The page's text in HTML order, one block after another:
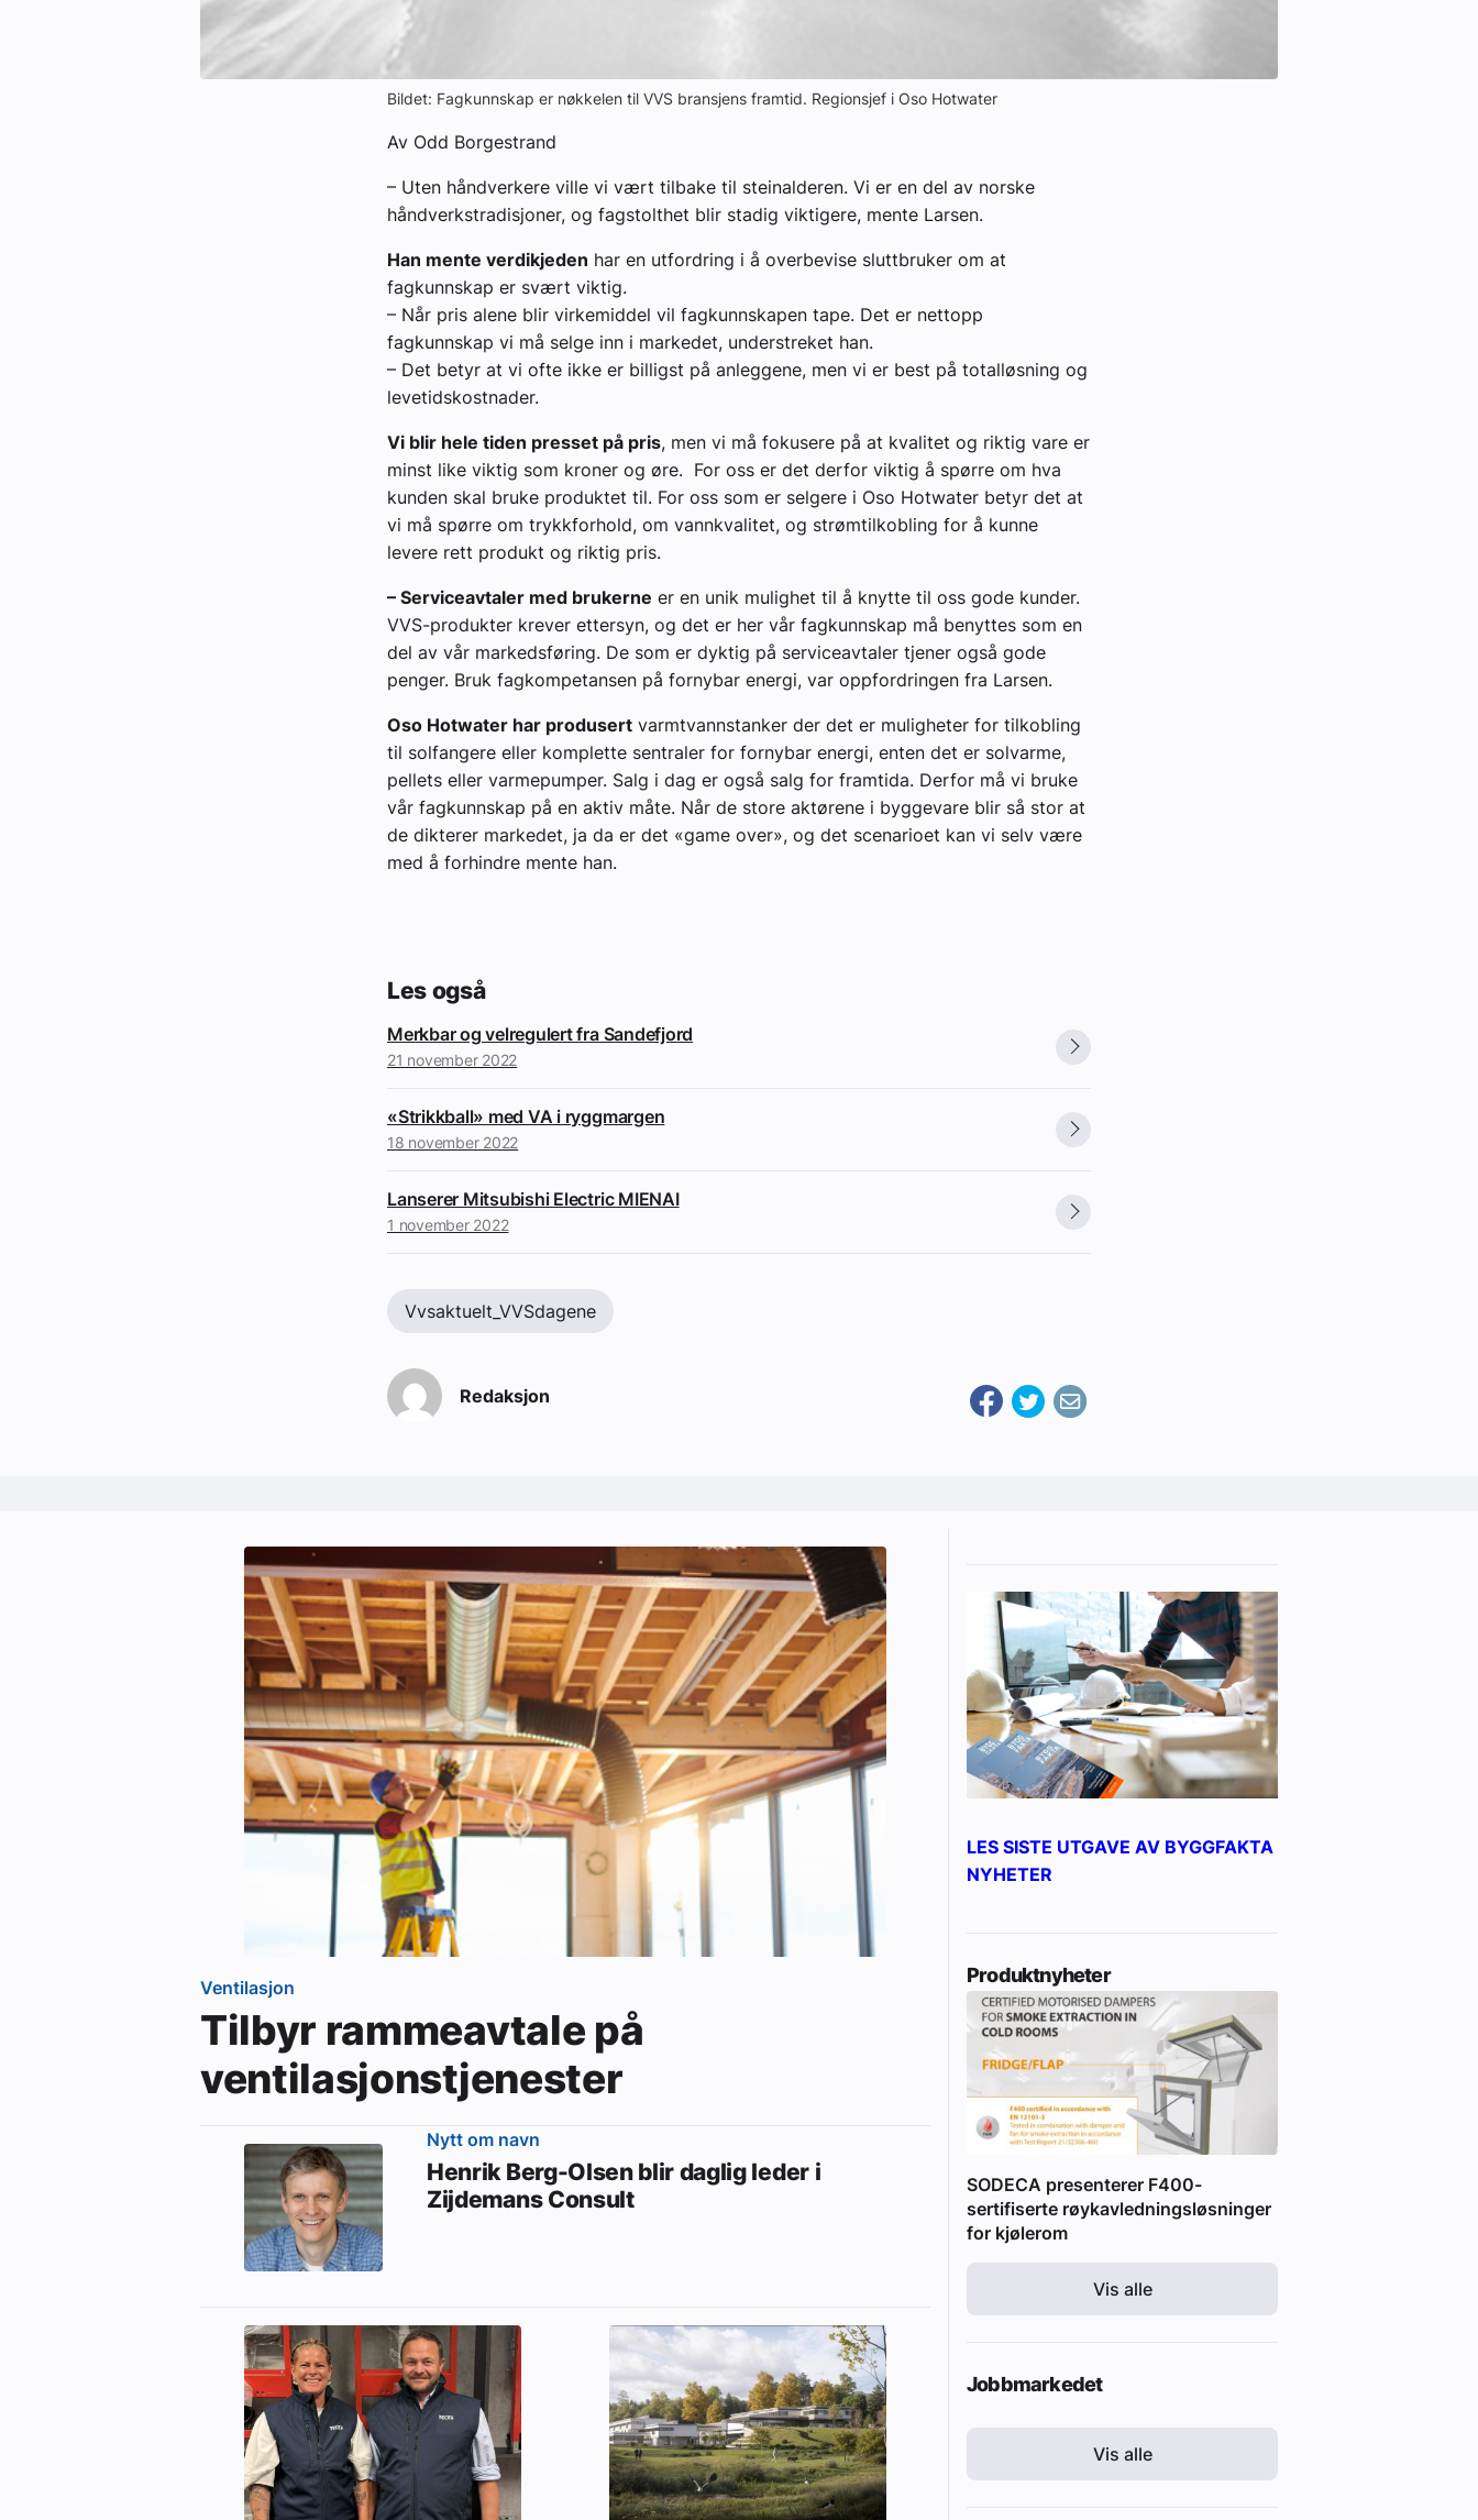
Bildet: Fagkunnskap er nøkkelen til VVS bransjens framtid. Regionsjef i Oso Hotwater
Av Odd Borgestrand
– Uten håndverkere ville vi vært tilbake til steinalderen. Vi er en del av norske
håndverkstradisjoner, og fagstolthet blir stadig viktigere, mente Larsen.
Han mente verdikjeden har en utfordring i å overbevise sluttbruker om at
fagkunnskap er svært viktig.
– Når pris alene blir virkemiddel vil fagkunnskapen tape. Det er nettopp
fagkunnskap vi må selge inn i markedet, understreket han.
– Det betyr at vi ofte ikke er billigst på anleggene, men vi er best på totalløsning og
levetidskostnader.
Vi blir hele tiden presset på pris, men vi må fokusere på at kvalitet og riktig vare er
minst like viktig som kroner og øre. For oss er det derfor viktig å spørre om hva
kunden skal bruke produktet til. For oss som er selgere i Oso Hotwater betyr det at
vi må spørre om trykkforhold, om vannkvalitet, og strømtilkobling for å kunne
levere rett produkt og riktig pris.
– Serviceavtaler med brukerne er en unik mulighet til å knytte til oss gode kunder.
VVS-produkter krever ettersyn, og det er her vår fagkunnskap må benyttes som en
del av vår markedsføring. De som er dyktig på serviceavtaler tjener også gode
penger. Bruk fagkompetansen på fornybar energi, var oppfordringen fra Larsen.
Oso Hotwater har produsert varmtvannstanker der det er muligheter for tilkobling
til solfangere eller komplette sentraler for fornybar energi, enten det er solvarme,
pellets eller varmepumper. Salg i dag er også salg for framtida. Derfor må vi bruke
vår fagkunnskap på en aktiv måte. Når de store aktørene i byggevare blir så stor at
de dikterer markedet, ja da er det «game over», og det scenarioet kan vi selv være
med å forhindre mente han.
Les også
Merkbar og velregulert fra Sandefjord
21 november 2022
«Strikkball» med VA i ryggmargen
18 november 2022
Lanserer Mitsubishi Electric MIENAI
1 november 2022
Vvsaktuelt_VVSdagene
Redaksjon
Ventilasjon
Tilbyr rammeavtale på
ventilasjonstjenester
Nytt om navn
Henrik Berg-Olsen blir daglig leder i
Zijdemans Consult
LES SISTE UTGAVE AV BYGGFAKTA
NYHETER
Produktnyheter
SODECA presenterer F400-
sertifiserte røykavledningsløsninger
for kjølerom
Vis alle
Jobbmarkedet
Vis alle